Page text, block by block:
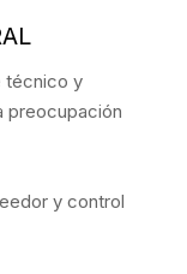
técnico y
preocupación
y control